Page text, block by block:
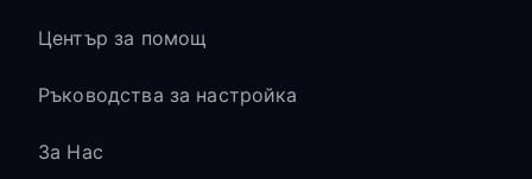
Център за помощ
Ръководства за настройка
За Нас